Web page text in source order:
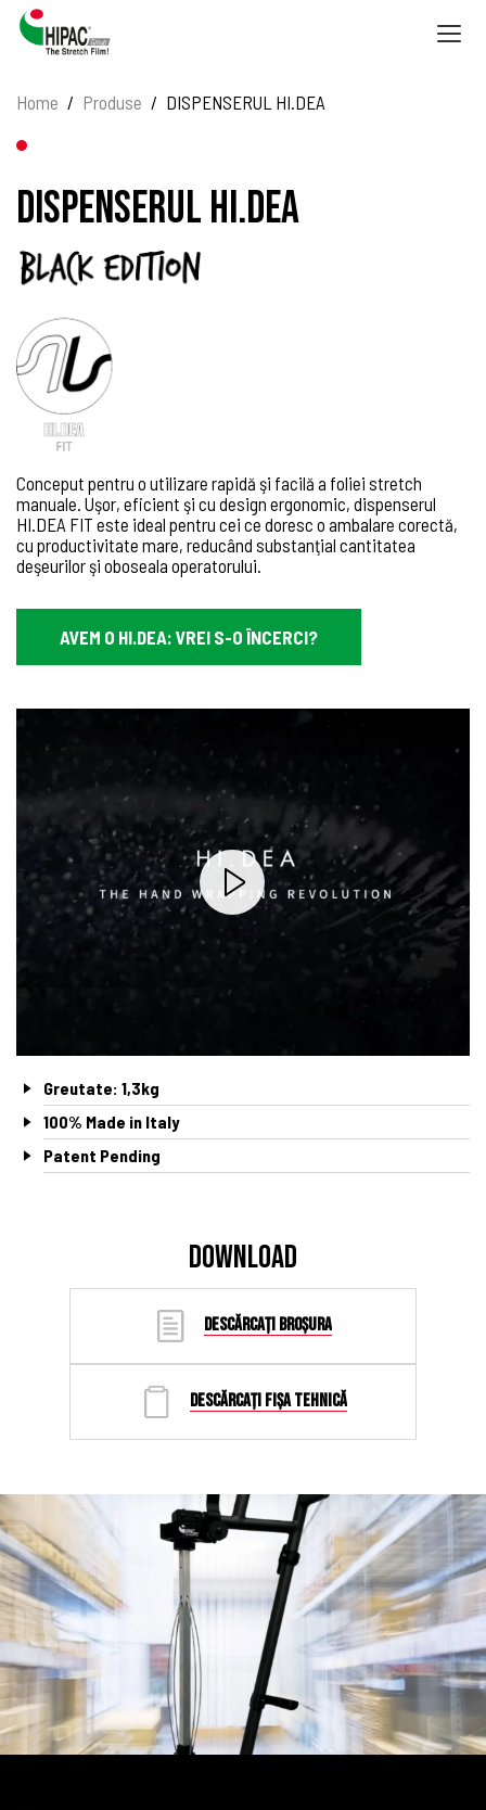
Home
Produse DISPENSERUL HI.DEA
DISPENSERUL HI.DEA
Conceput pentru o utilizare rapidă şi facilă a foliei stretch
manuale. Uşor, eficient şi cu design ergonomic, dispenserul
HI.DEA FIT este ideal pentru cei ce doresc o ambalare corectă,
cu productivitate mare, reducând substanţial cantitatea
deşeurilor şi oboseala operatorului.
AVEM O HI.DEA: VREI S-O ÎNCERCI?
Greutate: 1,3kg
100% Made in Italy
Patent Pending
DOWNLOAD
DESCĂRCAȚI BROȘURA
DESCĂRCAȚI FIȘA TEHNICĂ